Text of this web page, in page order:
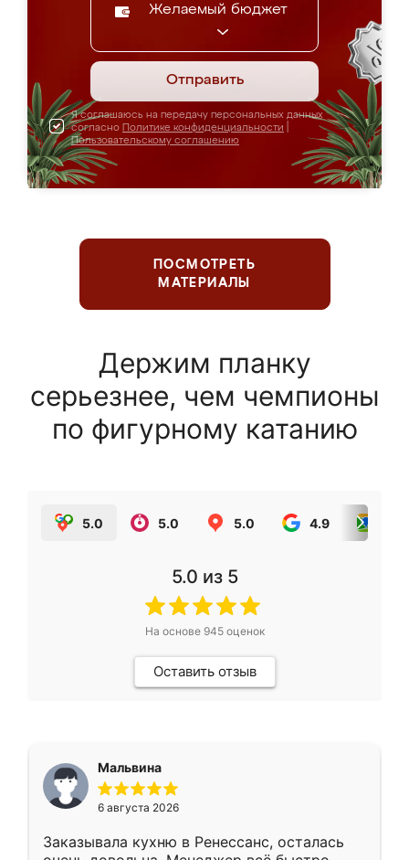
Желаемый бюджет
Отправить
Я соглашаюсь на передачу персональных данных
согласно Политике конфиденциальности
Пользовательскому соглашению
ПОСМОТРЕТЬ
МАТЕРИАЛЫ
Держим планку
серьезнее, чем чемпионы
по фигурному катанию
5.0 5.0 5.0 4.9
5.0 из 5
На основе 945оценок
Оставить отзыв
Мальвина
6 августа 2026
Заказывала кухню в Ренессанс, осталась